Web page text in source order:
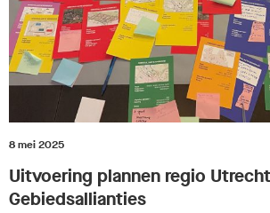
8 mei 2025
Uitvoering plannen regio
Gebiedsallianties